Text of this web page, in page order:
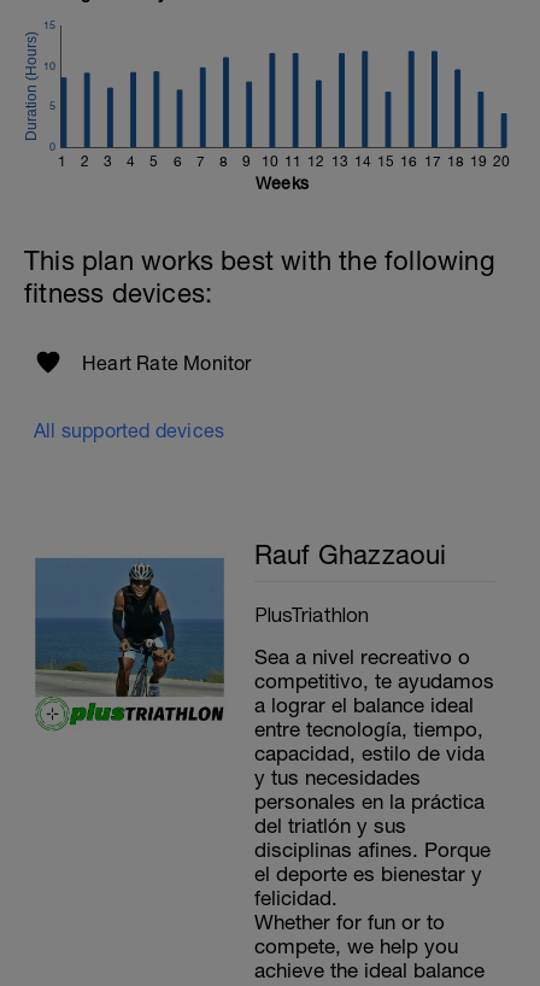
1 2 3 4 5 6 7 8 9 10 11 12 13 14 15 16 17 18 19 20
0
5
10
15
Weeks
This plan works best with the following
fitness devices:
Heart Rate Monitor
All supported devices
Rauf Ghazzaoui
PlusTriathlon
Sea a nivel recreativo o
competitivo, te ayudamos
a lograr el balance ideal
entre tecnología, tiempo,
capacidad, estilo de vida
y tus necesidades
personales en la práctica
del triatlón y sus
disciplinas afines. Porque
el deporte es bienestar y
felicidad.
Whether for fun or to
compete, we help you
achieve the ideal balance